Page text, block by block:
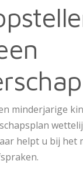
minderjarige
helpt u bij het